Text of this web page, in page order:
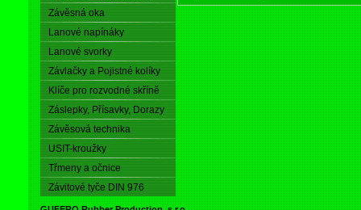
Závěsná oka
Lanové napínáky
Lanové svorky
Závlačky a Pojistné kolíky
Klíče pro rozvodné skříně
Záslepky, Přísavky, Dorazy
Závěsová technika
USIT-kroužky
Třmeny a očnice
Závitové tyče DIN 976